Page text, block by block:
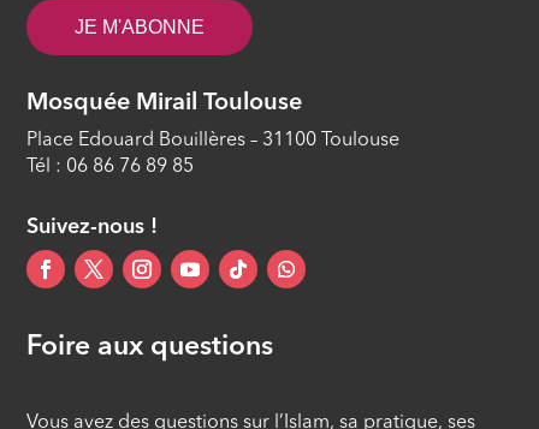
ÉPISODE 11
enseignements
JE M'ABONNE
Mosquée Mirail Toulouse
Place Edouard Bouillères – 31100 Toulouse
Tél : 06 86 76 89 85
Suivez-nous !
Foire aux questions
Vous avez des questions sur l’Islam, sa pratique, ses